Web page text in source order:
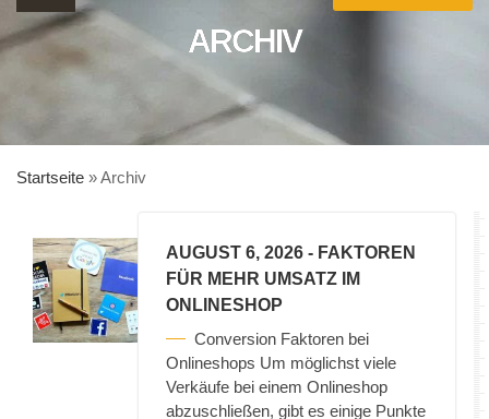
ARCHIV
Startseite »Archiv
AUGUST 6, 2026 - FAKTOREN
FÜR MEHR UMSATZ IM
ONLINESHOP
Conversion Faktoren bei
Onlineshops Um möglichst viele
Verkäufe bei einem Onlineshop
abzuschließen, gibt es einige Punkte